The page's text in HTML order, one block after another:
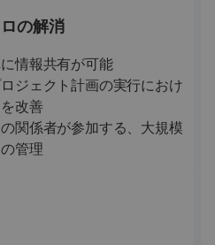
の解消
情報共有が可能
ジェクト計画の実行におけ
改善
関係者が参加する、大規模
管理